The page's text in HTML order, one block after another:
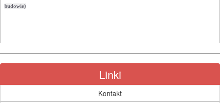
Do
PROXXON
budowie)
Linki
Kontakt